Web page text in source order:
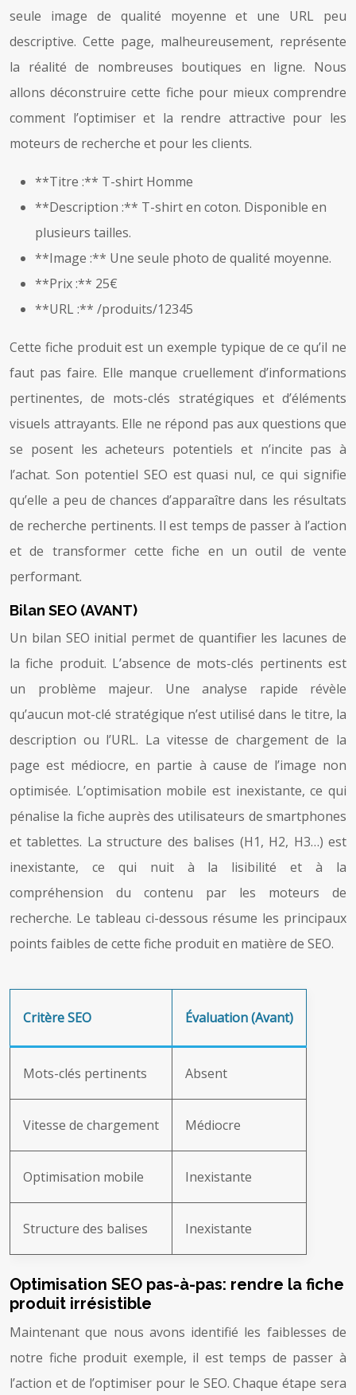
seule image de qualité moyenne et une URL peu
descriptive. Cette page, malheureusement, représente
la réalité de nombreuses boutiques en ligne. Nous
allons déconstruire cette fiche pour mieux comprendre
comment l’optimiser et la rendre attractive pour les
moteurs de recherche et pour les clients.
**Titre :** T-shirt Homme
**Description :** T-shirt en coton. Disponible en
plusieurs tailles.
**Image :** Une seule photo de qualité moyenne.
**Prix :** 25€
**URL :** /produits/12345
Cette fiche produit est un exemple typique de ce qu’il ne
faut pas faire. Elle manque cruellement d’informations
pertinentes, de mots-clés stratégiques et d’éléments
visuels attrayants. Elle ne répond pas aux questions que
se posent les acheteurs potentiels et n’incite pas à
l’achat. Son potentiel SEO est quasi nul, ce qui signifie
qu’elle a peu de chances d’apparaître dans les résultats
de recherche pertinents. Il est temps de passer à l’action
et de transformer cette fiche en un outil de vente
performant.
Bilan SEO (AVANT)
Un bilan SEO initial permet de quantifier les lacunes de
la fiche produit. L’absence de mots-clés pertinents est
un problème majeur. Une analyse rapide révèle
qu’aucun mot-clé stratégique n’est utilisé dans le titre, la
description ou l’URL. La vitesse de chargement de la
page est médiocre, en partie à cause de l’image non
optimisée. L’optimisation mobile est inexistante, ce qui
pénalise la fiche auprès des utilisateurs de smartphones
et tablettes. La structure des balises (H1, H2, H3…) est
inexistante, ce qui nuit à la lisibilité et à la
compréhension du contenu par les moteurs de
recherche. Le tableau ci-dessous résume les principaux
points faibles de cette fiche produit en matière de SEO.
Critère SEO Évaluation (Avant)
Mots-clés pertinents Absent
Vitesse de chargement Médiocre
Optimisation mobile Inexistante
Structure des balises Inexistante
Optimisation SEO pas-à-pas: rendre la fiche
produit irrésistible
Maintenant que nous avons identifié les faiblesses de
notre fiche produit exemple, il est temps de passer à
l’action et de l’optimiser pour le SEO. Chaque étape sera